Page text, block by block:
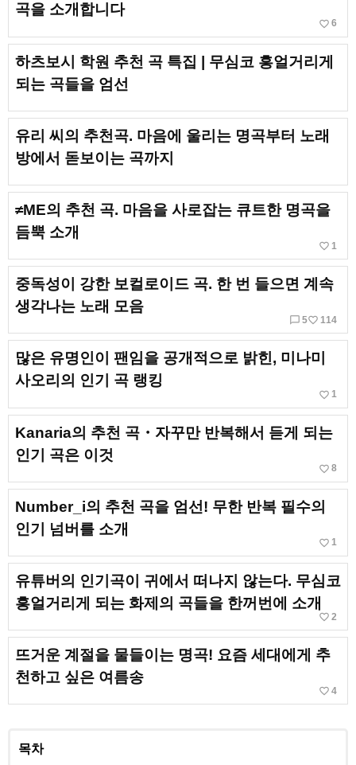
곡을 소개합니다
favorite_border 6
하츠보시 학원 추천 곡 특집 | 무심코 흥얼거리게
되는 곡들을 엄선
유리 씨의 추천곡. 마음에 울리는 명곡부터 노래
방에서 돋보이는 곡까지
≠ME의 추천 곡. 마음을 사로잡는 큐트한 명곡을
듬뿍 소개
favorite_border 1
중독성이 강한 보컬로이드 곡. 한 번 들으면 계속
생각나는 노래 모음
chat_bubble_outline 5favorite_border 114
많은 유명인이 팬임을 공개적으로 밝힌, 미나미
사오리의 인기 곡 랭킹
favorite_border 1
Kanaria의 추천 곡・자꾸만 반복해서 듣게 되는
인기 곡은 이것
favorite_border 8
Number_i의 추천 곡을 엄선! 무한 반복 필수의
인기 넘버를 소개
favorite_border 1
유튜버의 인기곡이 귀에서 떠나지 않는다. 무심코
흥얼거리게 되는 화제의 곡들을 한꺼번에 소개
favorite_border 2
뜨거운 계절을 물들이는 명곡! 요즘 세대에게 추
천하고 싶은 여름송
favorite_border 4
목차